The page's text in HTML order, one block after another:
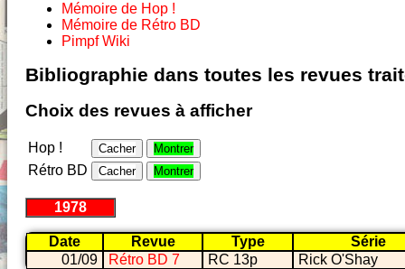
Mémoire de Hop !
Mémoire de Rétro BD
Pimpf Wiki
Bibliographie dans toutes les revues
Choix des revues à afficher
Hop ! Cacher Montrer
Rétro BD Cacher Montrer
1978
Date Revue Type
Série
01/09
Rétro BD 7 RC 13p Rick O'Shay